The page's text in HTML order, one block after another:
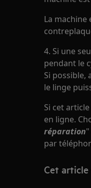
La machine
4. Si une
pendant le
Si possible,
le linge
Si cet
en ligne.
réparation
par
Cet